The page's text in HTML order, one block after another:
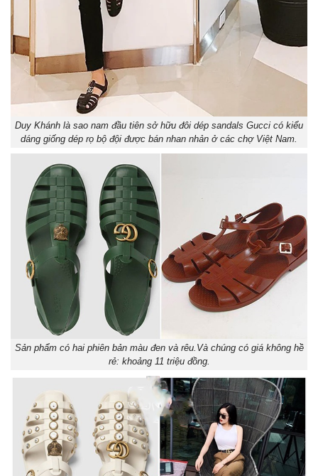
Duy Khánh là sao nam đầu tiên sở hữu đôi dép sandals Gucci có kiểu
dáng giống dép rọ bộ đội được bán nhan nhản ở các chợ Việt Nam.
Sản phẩm có hai phiên bản màu đen và rêu.Và chúng có giá không hề
rẻ: khoảng 11 triệu đồng.